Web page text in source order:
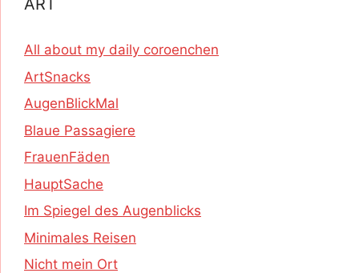
ART
All about my daily coroenchen
ArtSnacks
AugenBlickMal
Blaue Passagiere
FrauenFäden
HauptSache
Im Spiegel des Augenblicks
Minimales Reisen
Nicht mein Ort